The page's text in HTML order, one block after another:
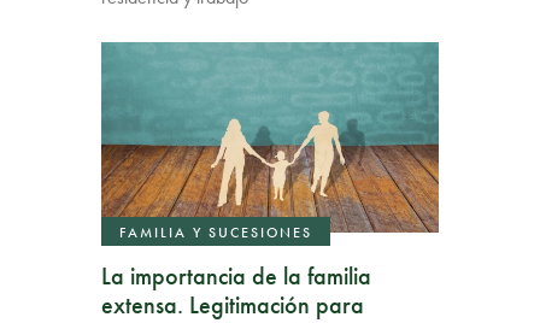
FAMILIA Y SUCESIONES
La importancia de la familia
extensa. Legitimación para